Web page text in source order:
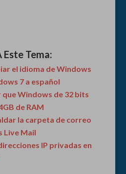
Tema:
el idioma de Windows
7 a español
que Windows de 32 bits
de RAM
la carpeta de correo
Live Mail
IP privadas en